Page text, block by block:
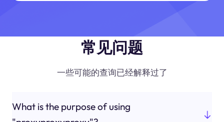
常见问题
一些可能的查询已经解释过了
What is the purpose of using